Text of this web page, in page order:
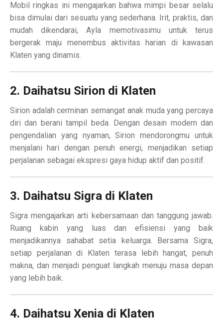
Mobil ringkas ini mengajarkan bahwa mimpi besar selalu
bisa dimulai dari sesuatu yang sederhana. Irit, praktis, dan
mudah dikendarai, Ayla memotivasimu untuk terus
bergerak maju menembus aktivitas harian di kawasan
Klaten yang dinamis.
2. Daihatsu Sirion di Klaten
Sirion adalah cerminan semangat anak muda yang percaya
diri dan berani tampil beda. Dengan desain modern dan
pengendalian yang nyaman, Sirion mendorongmu untuk
menjalani hari dengan penuh energi, menjadikan setiap
perjalanan sebagai ekspresi gaya hidup aktif dan positif.
3. Daihatsu Sigra di Klaten
Sigra mengajarkan arti kebersamaan dan tanggung jawab.
Ruang kabin yang luas dan efisiensi yang baik
menjadikannya sahabat setia keluarga. Bersama Sigra,
setiap perjalanan di Klaten terasa lebih hangat, penuh
makna, dan menjadi penguat langkah menuju masa depan
yang lebih baik.
4. Daihatsu Xenia di Klaten